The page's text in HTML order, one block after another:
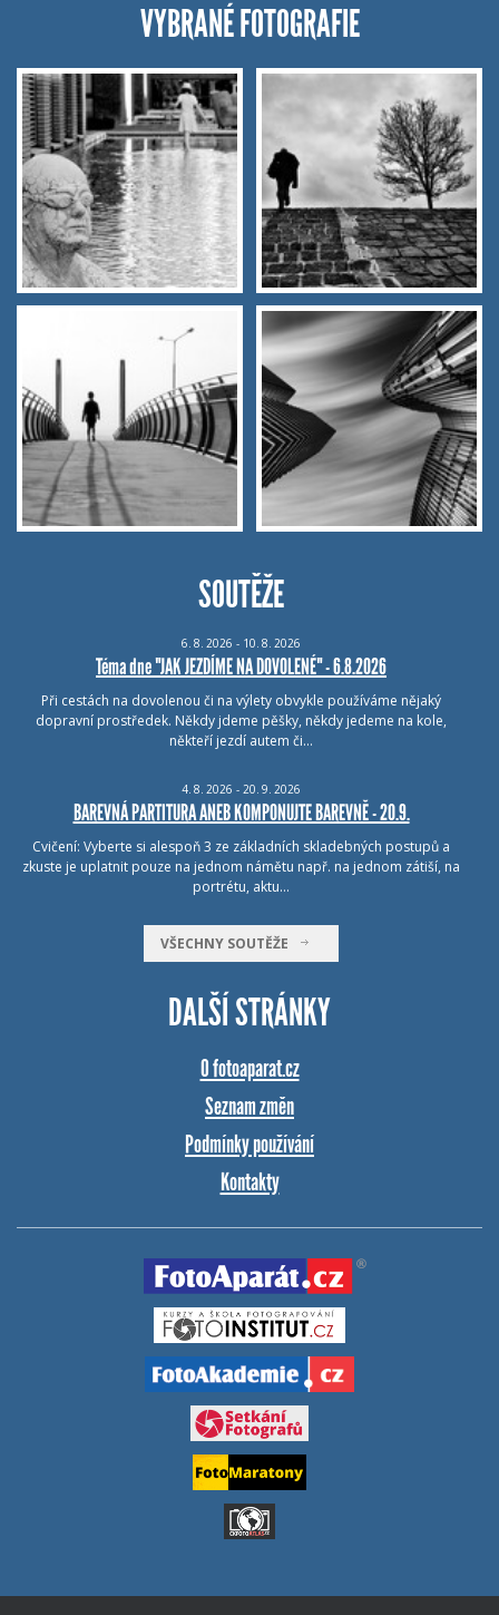
VYBRANÉ FOTOGRAFIE
SOUTĚŽE
6. 8. 2026 - 10. 8. 2026
Téma dne "JAK JEZDÍME NA DOVOLENÉ" - 6.8.2026
Při cestách na dovolenou či na výlety obvykle používáme nějaký
dopravní prostředek. Někdy jdeme pěšky, někdy jedeme na kole,
někteří jezdí autem či…
4. 8. 2026 - 20. 9. 2026
BAREVNÁ PARTITURA ANEB KOMPONUJTE BAREVNĚ - 20.9.
Cvičení: Vyberte si alespoň 3 ze základních skladebných postupů a
zkuste je uplatnit pouze na jednom námětu např. na jednom zátiší, na
portrétu, aktu…
VŠECHNY SOUTĚŽE
DALŠÍ STRÁNKY
O fotoaparat.cz
Seznam změn
Podmínky používání
Kontakty